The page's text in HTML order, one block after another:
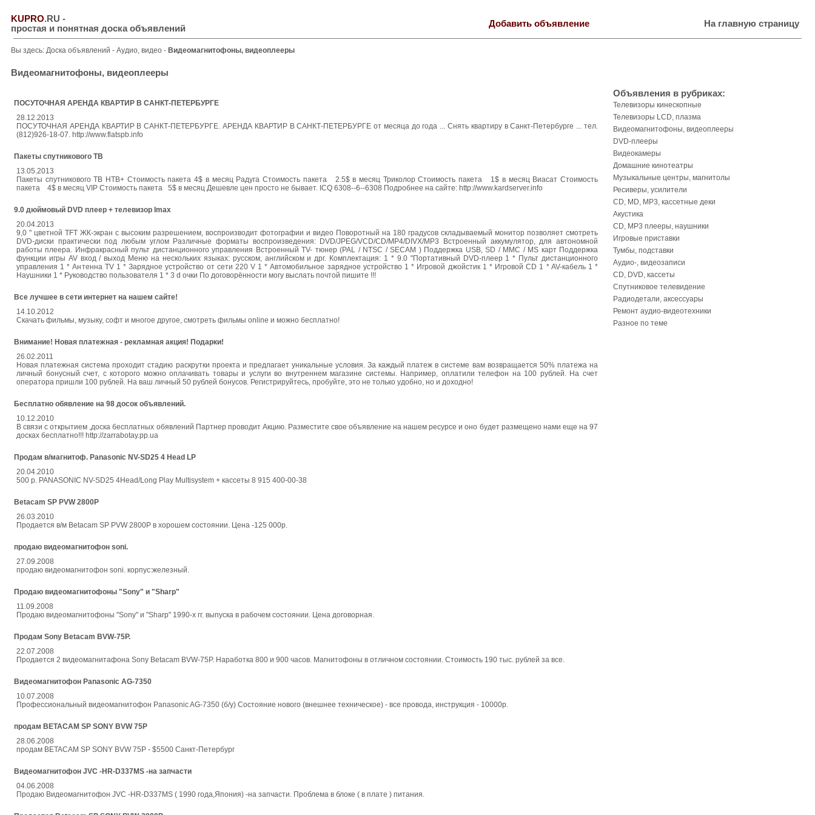
KUPRO.RU -
простая и понятная доска объявлений
Добавить объявление На главную страницу
Вы здесь: Доска объявлений - Аудио, видео - Видеомагнитофоны, видеоплееры
Видеомагнитофоны, видеоплееры
ПОСУТОЧНАЯ АРЕНДА КВАРТИР В САНКТ-ПЕТЕРБУРГЕ
28.12.2013
ПОСУТОЧНАЯ АРЕНДА КВАРТИР В САНКТ-ПЕТЕРБУРГЕ. АРЕНДА КВАРТИР В САНКТ-ПЕТЕРБУРГЕ от месяца до года ... Снять квартиру в Санкт-Петербурге ... тел.
(812)926-18-07. http://www.flatspb.info
Пакеты спутникового ТВ
13.05.2013
Пакеты спутникового ТВ НТВ+ Стоимость пакета 4$ в месяц Радуга Стоимость пакета 2.5$ в месяц Триколор Стоимость пакета 1$ в месяц Виасат Стоимость
пакета 4$ в месяц VIP Стоимость пакета 5$ в месяц Дешевле цен просто не бывает. ICQ 6308--6--6308 Подробнее на сайте: http://www.kardserver.info
9.0 дюймовый DVD плеер + телевизор Imax
20.04.2013
9,0 " цветной TFT ЖК-экран с высоким разрешением, воспроизводит фотографии и видео Поворотный на 180 градусов складываемый монитор позволяет смотреть
DVD-диски практически под любым углом Различные форматы воспроизведения: DVD/JPEG/VCD/CD/MP4/DIVX/MP3 Встроенный аккумулятор, для автономной
работы плеера. Инфракрасный пульт дистанционного управления Встроенный TV- тюнер (PAL / NTSC / SECAM ) Поддержка USB, SD / MMC / MS карт Поддержка
функции игры AV вход / выход Меню на нескольких языках: русском, английском и дрг. Комплектация: 1 * 9.0 "Портативный DVD-плеер 1 * Пульт дистанционного
управления 1 * Антенна TV 1 * Зарядное устройство от сети 220 V 1 * Автомобильное зарядное устройство 1 * Игровой джойстик 1 * Игровой CD 1 * AV-кабель 1 *
Наушники 1 * Руководство пользователя 1 * 3 d очки По договорённости могу выслать почтой пишите !!!
Все лучшее в сети интернет на нашем сайте!
14.10.2012
Скачать фильмы, музыку, софт и многое другое, смотреть фильмы online и можно бесплатно!
Внимание! Новая платежная - рекламная акция! Подарки!
26.02.2011
Новая платежная система проходит стадию раскрутки проекта и предлагает уникальные условия. За каждый платеж в системе вам возвращается 50% платежа на
личный бонусный счет, с которого можно оплачивать товары и услуги во внутреннем магазине системы. Например, оплатили телефон на 100 рублей. На счет
оператора пришли 100 рублей. На ваш личный 50 рублей бонусов. Регистрируйтесь, пробуйте, это не только удобно, но и доходно!
Бесплатно обявление на 98 досок объявлений.
10.12.2010
В связи с открытием ,доска бесплатных обявлений Партнер проводит Акцию. Разместите свое объявление на нашем ресурсе и оно будет размещено нами еще на 97
досках бесплатно!!! http://zarrabotay.pp.ua
Продам в/магнитоф. Panasonic NV-SD25 4 Head LP
20.04.2010
500 р. PANASONIC NV-SD25 4Head/Long Play Multisystem + кассеты 8 915 400-00-38
Betacam SP PVW 2800P
26.03.2010
Продается в/м Betacam SP PVW 2800P в хорошем состоянии. Цена -125 000р.
продаю видеомагнитофон soni.
27.09.2008
продаю видеомагнитофон soni. корпус:железный.
Продаю видеомагнитофоны "Sony" и "Sharp"
11.09.2008
Продаю видеомагнитофоны "Sony" и "Sharp" 1990-х гг. выпуска в рабочем состоянии. Цена договорная.
Продам Sony Betacam BVW-75P.
22.07.2008
Продается 2 видеомагнитафона Sony Betacam BVW-75P. Наработка 800 и 900 часов. Магнитофоны в отличном состоянии. Стоимость 190 тыс. рублей за все.
Видеомагнитофон Panasonic AG-7350
10.07.2008
Профессиональный видеомагнитофон Panasonic AG-7350 (б/у) Состояние нового (внешнее техническое) - все провода, инструкция - 10000р.
продам BETACAM SP SONY BVW 75P
28.06.2008
продам BETACAM SP SONY BVW 75P - $5500 Санкт-Петербург
Видеомагнитофон JVC -HR-D337MS -на запчасти
04.06.2008
Продаю Видеомагнитофон JVC -HR-D337MS ( 1990 года,Япония) -на запчасти. Проблема в блоке ( в плате ) питания.
Объявления в рубриках:
Телевизоры кинескопные
Телевизоры LCD, плазма
Видеомагнитофоны, видеоплееры
DVD-плееры
Видеокамеры
Домашние кинотеатры
Музыкальные центры, магнитолы
Ресиверы, усилители
CD, MD, MP3, кассетные деки
Акустика
CD, MP3 плееры, наушники
Игровые приставки
Тумбы, подставки
Аудио-, видеозаписи
CD, DVD, кассеты
Спутниковое телевидение
Радиодетали, аксессуары
Ремонт аудио-видеотехники
Разное по теме